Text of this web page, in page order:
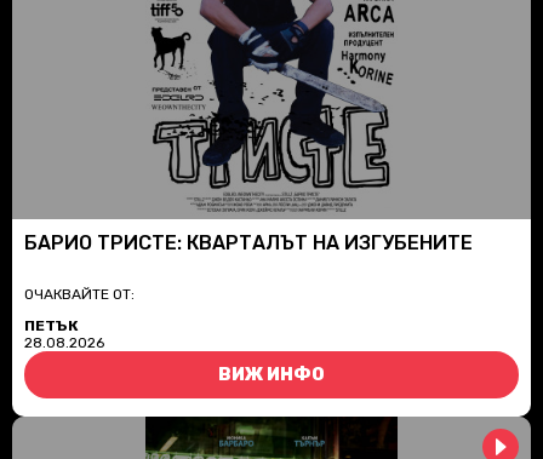
БАРИО ТРИСТЕ: КВАРТАЛЪТ НА ИЗГУБЕНИТЕ
ОЧАКВАЙТЕ ОТ:
ПЕТЪК
28.08.2026
ВИЖ ИНФО